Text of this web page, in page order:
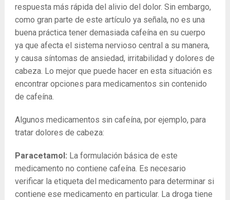
respuesta más rápida del alivio del dolor. Sin embargo,
como gran parte de este artículo ya señala, no es una
buena práctica tener demasiada cafeína en su cuerpo
ya que afecta el sistema nervioso central a su manera,
y causa síntomas de ansiedad, irritabilidad y dolores de
cabeza. Lo mejor que puede hacer en esta situación es
encontrar opciones para medicamentos sin contenido
de cafeína.
Algunos medicamentos sin cafeína, por ejemplo, para
tratar dolores de cabeza:
Paracetamol: La formulación básica de este
medicamento no contiene cafeína. Es necesario
verificar la etiqueta del medicamento para determinar si
contiene ese medicamento en particular. La droga tiene